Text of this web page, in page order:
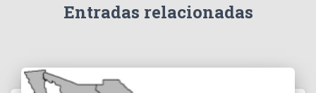
Entradas relacionadas